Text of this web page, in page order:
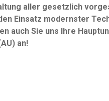
aller gesetzlich
Einsatz modernster
auch Sie uns Ihre
an!